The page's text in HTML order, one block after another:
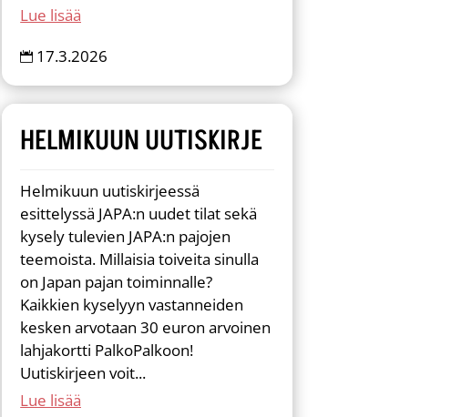
Lue lisää
 17.3.2026
HELMIKUUN UUTISKIRJE
Helmikuun uutiskirjeessä
esittelyssä JAPA:n uudet tilat sekä
kysely tulevien JAPA:n pajojen
teemoista. Millaisia toiveita sinulla
on Japan pajan toiminnalle?
Kaikkien kyselyyn vastanneiden
kesken arvotaan 30 euron arvoinen
lahjakortti PalkoPalkoon!
Uutiskirjeen voit...
Lue lisää